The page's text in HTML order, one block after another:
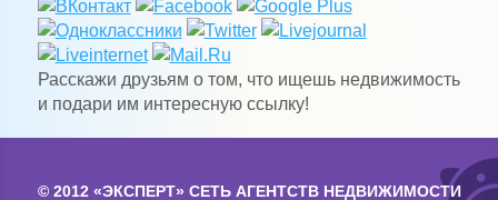
Расскажи друзьям о том, что ищешь недвижимость
и подари им интересную ссылку!
© 2012 «ЭКСПЕРТ» СЕТЬ АГЕНТСТВ НЕДВИЖИМОСТИ